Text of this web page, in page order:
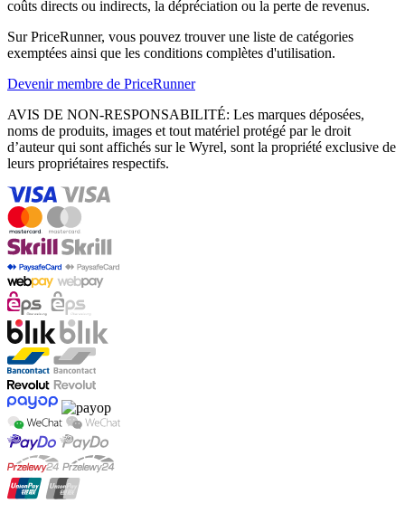
coûts directs ou indirects, la dépréciation ou la perte de revenus.
Sur PriceRunner, vous pouvez trouver une liste de catégories
exemptées ainsi que les conditions complètes d'utilisation.
Devenir membre de PriceRunner
AVIS DE NON-RESPONSABILITÉ: Les marques déposées,
noms de produits, images et tout matériel protégé par le droit
d’auteur qui sont affichés sur le Wyrel, sont la propriété exclusive de
leurs propriétaires respectifs.